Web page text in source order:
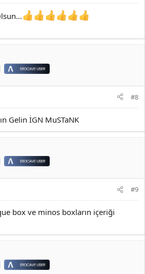
#8
Gelin İGN MuSTaNK
#9
box ve minos boxların içeriği